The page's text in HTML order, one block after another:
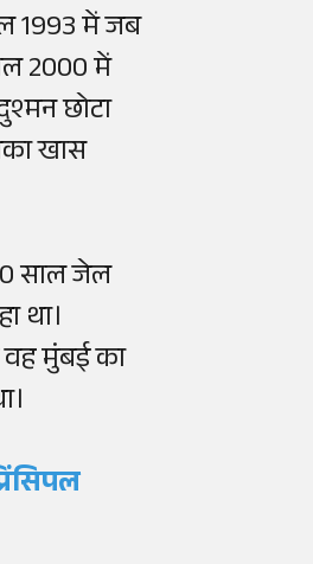
1993 में जब
2000 में
छोटा
खास
साल जेल
था।
वह मुंबई का